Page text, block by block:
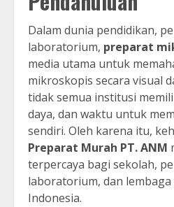
Dalam dunia pendidikan,
laboratorium, preparat
media utama untuk
mikroskopis secara visual
tidak semua institusi
daya, dan waktu untuk
sendiri. Oleh karena itu,
Preparat Murah PT. ANM
terpercaya bagi sekolah,
laboratorium, dan
Indonesia.